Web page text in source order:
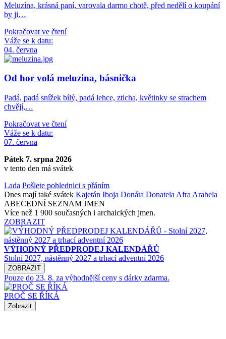
Meluzína, krásná paní, varovala darmo chotě, před nedělí o koupání
by ji…
Pokračovat ve čtení
Váže se k datu:
04. června
Od hor volá meluzina, básnička
Padá, padá snížek bílý, padá lehce, zticha, květinky se strachem
chvějí,…
Pokračovat ve čtení
Váže se k datu:
07. června
Pátek 7. srpna 2026
v tento den má svátek
Lada Pošlete pohlednici s přáním
Dnes mají také svátek Kajetán Iboja Donáta Donatela Afra Arabela
ABECEDNÍ SEZNAM JMEN
Více než 1 900 současných i archaických jmen.
ZOBRAZIT
VÝHODNÝ PŘEDPRODEJ KALENDÁŘŮ
Stolní 2027, nástěnný 2027 a trhací adventní 2026
ZOBRAZIT
Pouze do 23. 8. za výhodnější ceny s dárky zdarma.
PROČ SE ŘÍKÁ
Zobrazit